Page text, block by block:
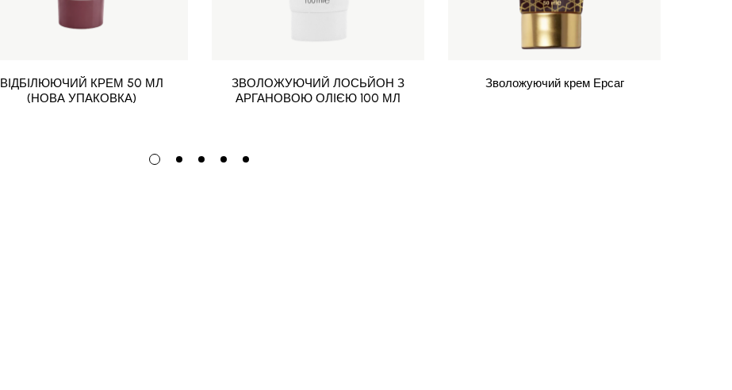
ВІДБІЛЮЮЧИЙ КРЕМ 50 МЛ
(НОВА УПАКОВКА)
ЗВОЛОЖУЮЧИЙ ЛОСЬЙОН З
АРГАНОВОЮ ОЛІЄЮ 100 МЛ
Зволожуючий крем Ерсаг